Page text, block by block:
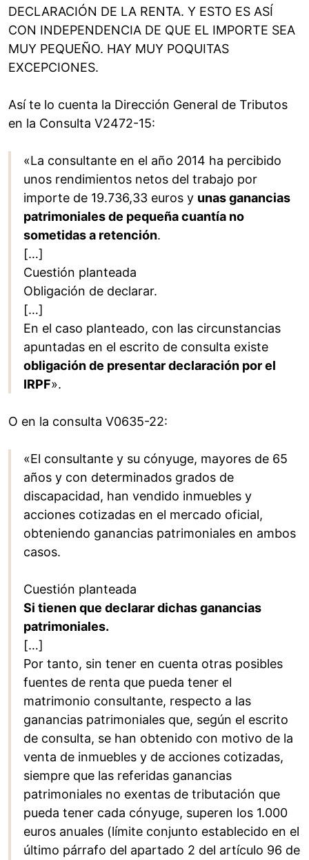
DECLARACIÓN DE LA RENTA. Y ESTO ES ASÍ
CON INDEPENDENCIA DE QUE EL IMPORTE SEA
MUY PEQUEÑO. HAY MUY POQUITAS
EXCEPCIONES.
Así te lo cuenta la Dirección General de Tributos
en la Consulta V2472-15:
«La consultante en el año 2014 ha percibido
unos rendimientos netos del trabajo por
importe de 19.736,33 euros y unas ganancias
patrimoniales de pequeña cuantía no
sometidas a retención.
[…]
Cuestión planteada
Obligación de declarar.
[…]
En el caso planteado, con las circunstancias
apuntadas en el escrito de consulta existe
obligación de presentar declaración por el
IRPF».
O en la consulta V0635-22:
«El consultante y su cónyuge, mayores de 65
años y con determinados grados de
discapacidad, han vendido inmuebles y
acciones cotizadas en el mercado oficial,
obteniendo ganancias patrimoniales en ambos
casos.
Cuestión planteada
Si tienen que declarar dichas ganancias
patrimoniales.
[…]
Por tanto, sin tener en cuenta otras posibles
fuentes de renta que pueda tener el
matrimonio consultante, respecto a las
ganancias patrimoniales que, según el escrito
de consulta, se han obtenido con motivo de la
venta de inmuebles y de acciones cotizadas,
siempre que las referidas ganancias
patrimoniales no exentas de tributación que
pueda tener cada cónyuge, superen los 1.000
euros anuales (límite conjunto establecido en el
último párrafo del apartado 2 del artículo 96 de